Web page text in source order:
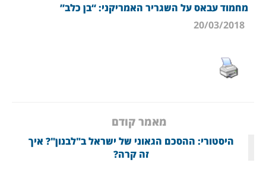
מחמוד עבאס על השגריר האמריקני: “בן כלב”
מאמר קודם
היסטורי: ההסכם הגאוני של ישראל ב"לבנון"? איך
זה קרה?